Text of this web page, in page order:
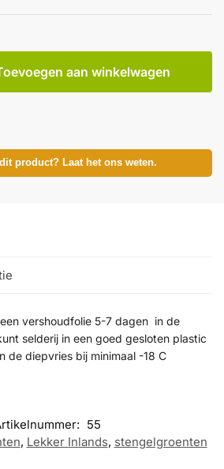
aan winkelwagen
product? Laat het ons weten.
vershoudfolie 5-7 dagen in de
selderij in een goed gesloten plastic
de diepvries bij minimaal -18 C
55
, Lekker Inlands, stengelgroenten